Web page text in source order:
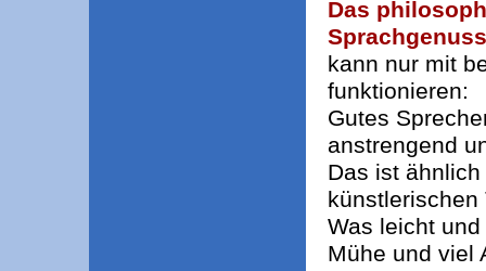
Das
kann nur mit
funktionieren:
Gutes
anstrengend
Das ist
künstlerischen
Was leicht
Mühe und viel